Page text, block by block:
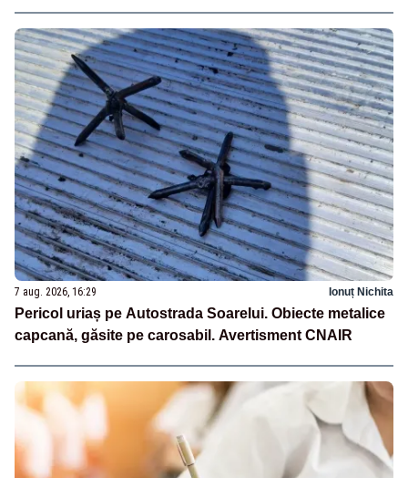
7 aug. 2026, 16:29 Ionuț Nichita
Pericol uriaș pe Autostrada Soarelui. Obiecte metalice
capcană, găsite pe carosabil. Avertisment CNAIR